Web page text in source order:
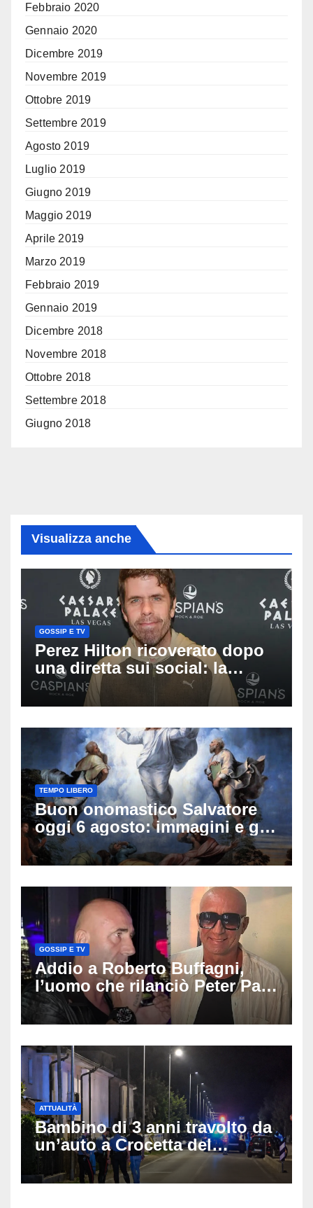
Febbraio 2020
Gennaio 2020
Dicembre 2019
Novembre 2019
Ottobre 2019
Settembre 2019
Agosto 2019
Luglio 2019
Giugno 2019
Maggio 2019
Aprile 2019
Marzo 2019
Febbraio 2019
Gennaio 2019
Dicembre 2018
Novembre 2018
Ottobre 2018
Settembre 2018
Giugno 2018
Visualizza anche
GOSSIP E TV
Perez Hilton ricoverato dopo
una diretta sui social: la
famiglia rompe il silenzio
sulle sue condizioni
TEMPO LIBERO
Buon onomastico Salvatore
oggi 6 agosto: immagini e gif
di auguri da condividere
GOSSIP E TV
Addio a Roberto Buffagni,
l’uomo che rilanciò Peter Pan
e Villa delle Rose: aveva 59
anni
ATTUALITÀ
Bambino di 3 anni travolto da
un’auto a Crocetta del
Montello: è gravissimo,
trasportato in elicottero a